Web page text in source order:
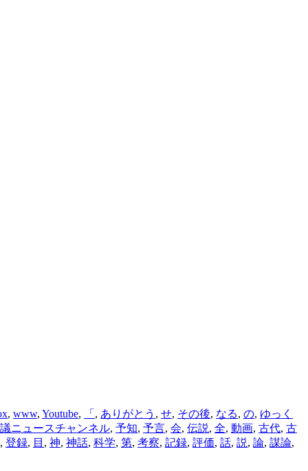
, www, Youtube, 「 , ありがとう , せ, その後, なる, の, ゆっく
ニュースチャンネル, 予知, 予言, 会, 伝説, 全, 動画, 古代, 古
, 登録, 目 , 神, 神話, 科学, 第, 考察, 記録, 評価, 話, 説, 論, 謀論,